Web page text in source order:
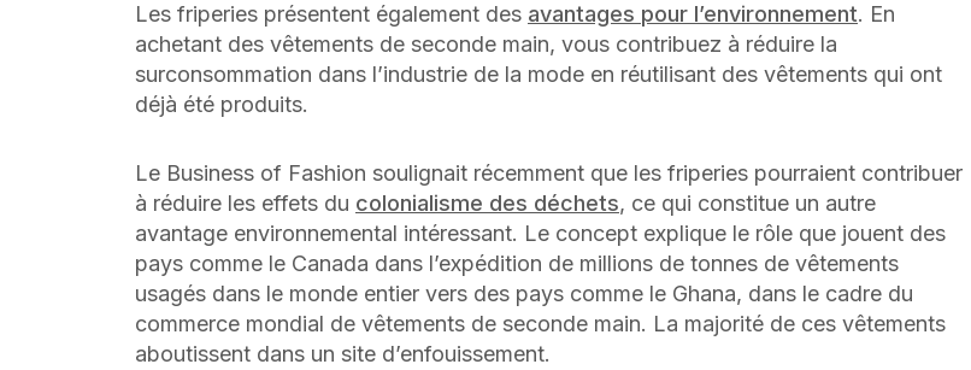
Les friperies présentent également des avantages pour l’environnement. En
achetant des vêtements de seconde main, vous contribuez à réduire la
surconsommation dans l’industrie de la mode en réutilisant des vêtements qui ont
déjà été produits.
Le Business of Fashion soulignait récemment que les friperies pourraient contribuer
à réduire les effets du colonialisme des déchets, ce qui constitue un autre
avantage environnemental intéressant. Le concept explique le rôle que jouent des
pays comme le Canada dans l’expédition de millions de tonnes de vêtements
usagés dans le monde entier vers des pays comme le Ghana, dans le cadre du
commerce mondial de vêtements de seconde main. La majorité de ces vêtements
aboutissent dans un site d’enfouissement.